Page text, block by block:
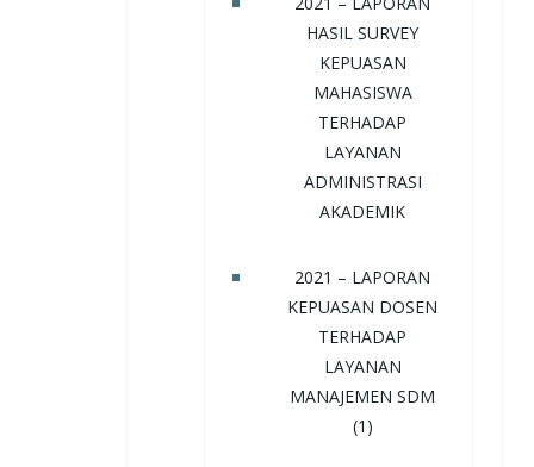
HASIL SURVEY
KEPUASAN
MAHASISWA
TERHADAP
LAYANAN
ADMINISTRASI
AKADEMIK
2021 – LAPORAN
KEPUASAN DOSEN
TERHADAP
LAYANAN
MANAJEMEN SDM
(1)